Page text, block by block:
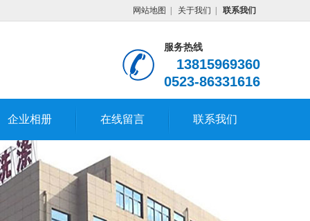
网站地图 关于我们 联系我们
服务热线
13815969360
0523-86331616
企业相册 在线留言 联系我们